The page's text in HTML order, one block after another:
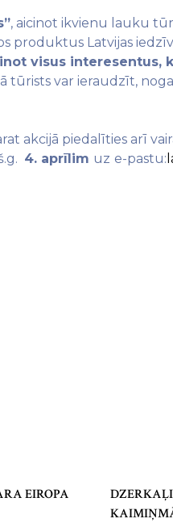
, aicinot ikvienu lauku
produktus Latvijas
visus interesentus,
tūrists var ieraudzīt,
akcijā piedalīties arī
4. aprīlim uz e-pastu:
EIROPA